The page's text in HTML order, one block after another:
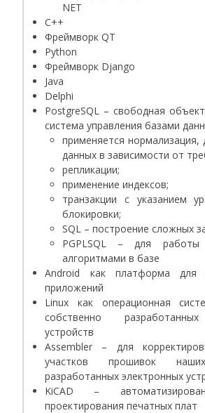
NET
C++
Фреймворк QT
Python
Фреймворк Django
Java
Delphi
PostgreSQL – свободная
система управления базами
применяется нормализация,
данных в зависимости от
репликации;
применение индексов;
транзакции с указанием
блокировки;
SQL – построение сложных
PGPLSQL – для
алгоритмами в базе
Android как платформа для
приложений
Linux как операционная
собственно
устройств
Assembler – для
участков прошивок
разработанных электронных
KiCAD –
проектирования печатных плат